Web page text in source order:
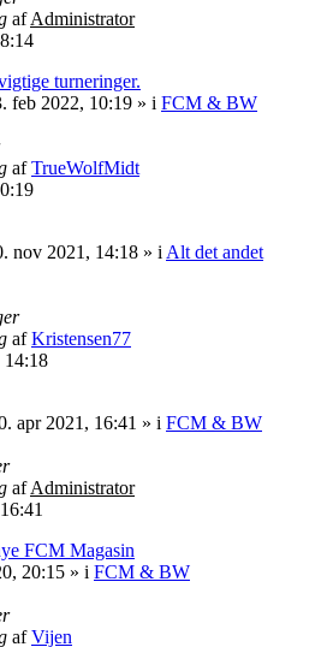
afAdministrator
turneringer.
feb 2022, 10:19 » i FCM & BW
afTrueWolfMidt
nov 2021, 14:18 » i Alt det andet
afKristensen77
14:18
apr 2021, 16:41 » i FCM & BW
afAdministrator
FCM Magasin
20:15 » i FCM & BW
afVijen